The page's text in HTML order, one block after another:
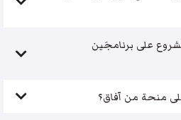
على برنامجَين
منحة من آفاق؟